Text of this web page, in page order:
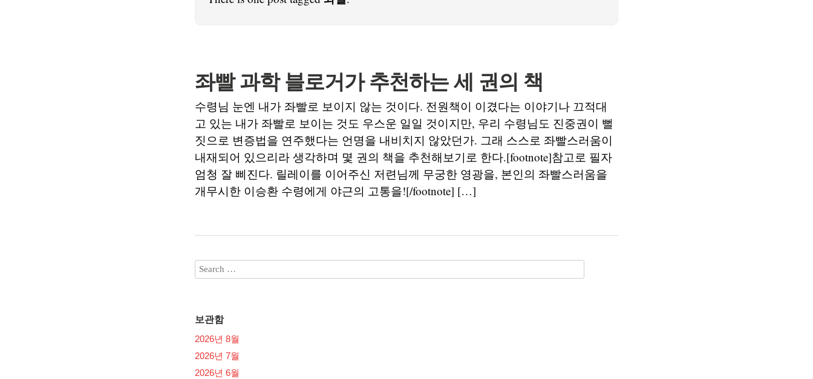
좌빨 과학 블로거가 추천하는 세 권의 책
수령님 눈엔 내가 좌빨로 보이지 않는 것이다. 전원책이 이겼다는 이야기나 끄적대
고 있는 내가 좌빨로 보이는 것도 우스운 일일 것이지만, 우리 수령님도 진중권이 뻘
짓으로 변증법을 연주했다는 언명을 내비치지 않았던가. 그래 스스로 좌빨스러움이
내재되어 있으리라 생각하며 몇 권의 책을 추천해보기로 한다.[footnote]참고로 필자
엄청 잘 삐진다. 릴레이를 이어주신 저련님께 무궁한 영광을, 본인의 좌빨스러움을
개무시한 이승환 수령에게 야근의 고통을![/footnote] […]
보관함
2026년 8월
2026년 7월
2026년 6월